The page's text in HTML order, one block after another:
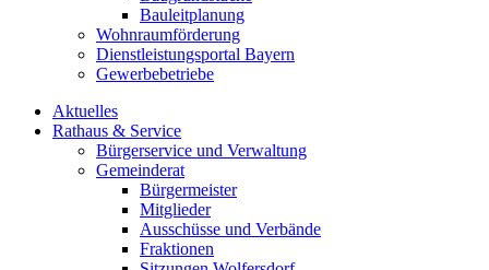
Bauleitplanung
Wohnraumförderung
Dienstleistungsportal Bayern
Gewerbebetriebe
Aktuelles
Rathaus & Service
Bürgerservice und Verwaltung
Gemeinderat
Bürgermeister
Mitglieder
Ausschüsse und Verbände
Fraktionen